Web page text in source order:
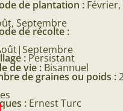
de plantation :
Septembre
de récolte :
: Persistant
de vie : Bisannuel
de graines ou poids :
: Ernest Turc